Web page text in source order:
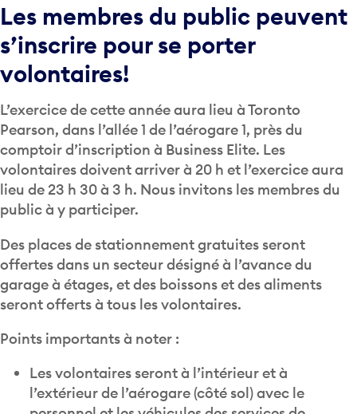
Les membres du public peuvent
s’inscrire pour se porter
volontaires!
L’exercice de cette année aura lieu à Toronto
Pearson, dans l’allée 1 de l’aérogare 1, près du
comptoir d’inscription à Business Elite. Les
volontaires doivent arriver à 20 h et l’exercice aura
lieu de 23 h 30 à 3 h. Nous invitons les membres du
public à y participer.
Des places de stationnement gratuites seront
offertes dans un secteur désigné à l’avance du
garage à étages, et des boissons et des aliments
seront offerts à tous les volontaires.
Points importants à noter :
Les volontaires seront à l’intérieur et à
l’extérieur de l’aérogare (côté sol) avec le